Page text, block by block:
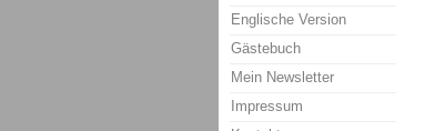
Englische Version
Gästebuch
Mein Newsletter
Impressum